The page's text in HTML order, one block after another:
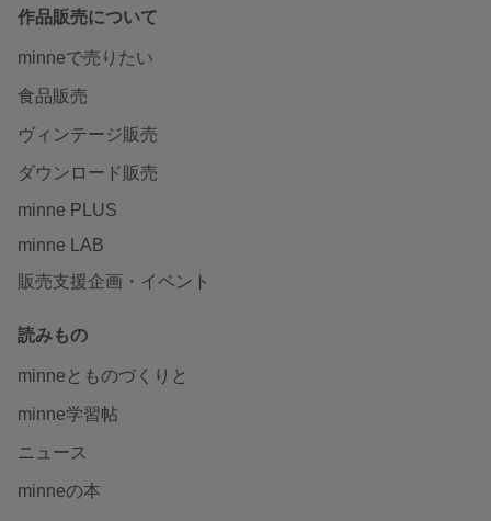
作品販売について
minneで売りたい
食品販売
ヴィンテージ販売
ダウンロード販売
minne PLUS
minne LAB
販売支援企画・イベント
読みもの
minneとものづくりと
minne学習帖
ニュース
minneの本